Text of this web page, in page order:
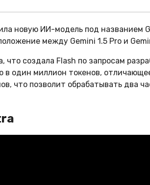
новую ИИ-модель под названием
между Gemini 1.5 Pro и
что создала Flash по запросам
в один миллион токенов,
что позволит обрабатывать два